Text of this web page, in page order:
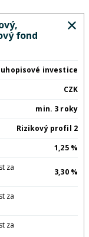
fond
investice
CZK
min. 3 roky
Rizikový profil 2
1,25 %
za
3,30 %
za
za